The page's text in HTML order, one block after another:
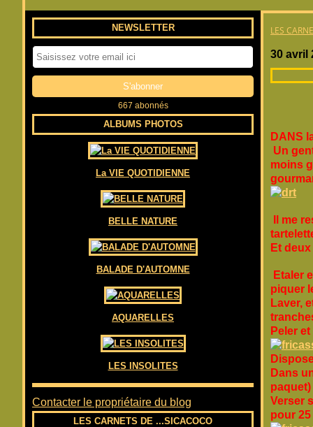
NEWSLETTER
667 abonnés
ALBUMS PHOTOS
La VIE QUOTIDIENNE
BELLE NATURE
BALADE D'AUTOMNE
AQUARELLES
LES INSOLITES
Contacter le propriétaire du blog
LES CARNETS DE ...SICACOCO
LES
30 avril
DANS
Un
moins
Il me
Et
Etaler
piquer
Laver,
Peler
Dans
Verser
pour